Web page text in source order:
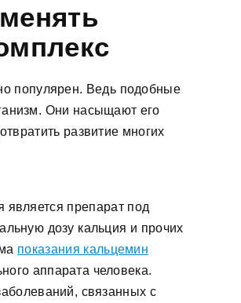
популярен. Ведь подобные
Они насыщают его
развитие многих
препарат под
дозу кальция и прочих
показания кальцемин
аппарата человека.
связанных с